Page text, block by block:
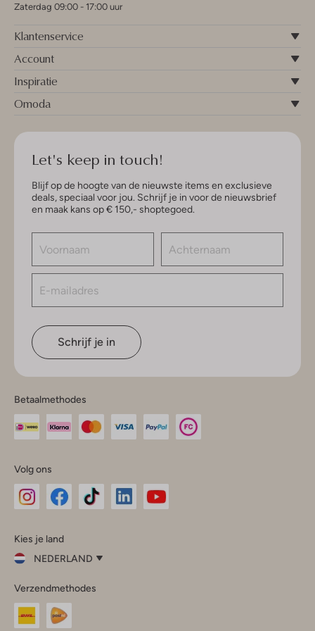
Zaterdag 09:00 - 17:00 uur
Klantenservice
Account
Inspiratie
Omoda
Let's keep in touch!
Blijf op de hoogte van de nieuwste items en exclusieve
deals, speciaal voor jou. Schrijf je in voor de nieuwsbrief
en maak kans op € 150,- shoptegoed.
Schrijf je in
Betaalmethodes
Volg ons
InstagramFacebook
Kies je land
NEDERLAND
je
land
Nederland
Verzendmethodes